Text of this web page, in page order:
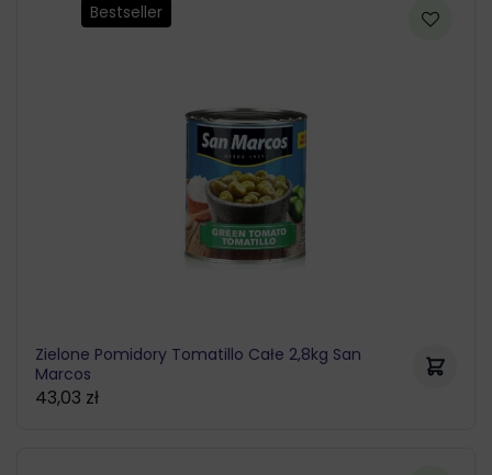
Bestseller
Zielone Pomidory Tomatillo Całe 2,8kg San
Marcos
43,03 zł